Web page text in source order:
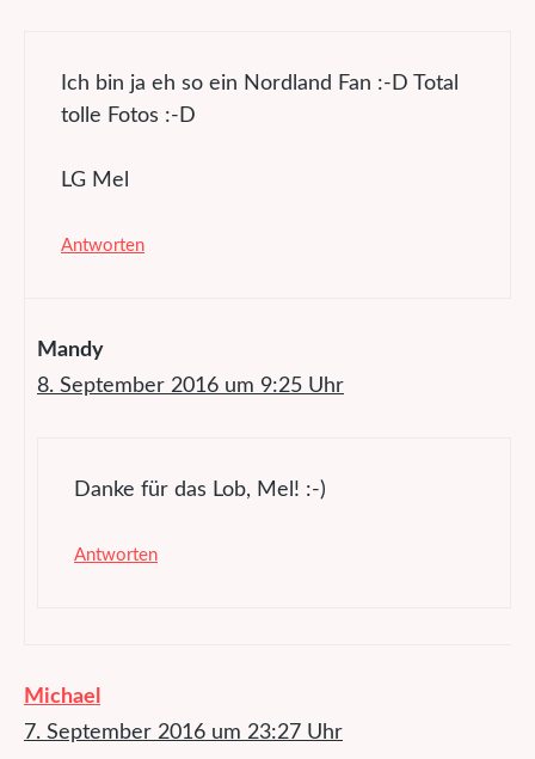
Ich bin ja eh so ein Nordland Fan :-D Total
tolle Fotos :-D
LG Mel
Antworten
Mandy
8. September 2016 um 9:25 Uhr
Danke für das Lob, Mel! :-)
Antworten
Michael
7. September 2016 um 23:27 Uhr